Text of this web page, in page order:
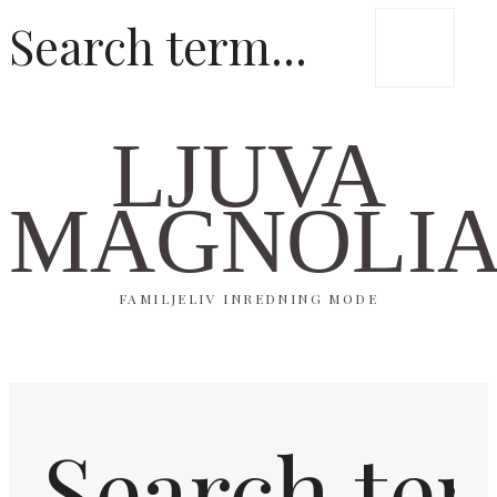
LJUVA
FAMILJELIV INREDNING MODE